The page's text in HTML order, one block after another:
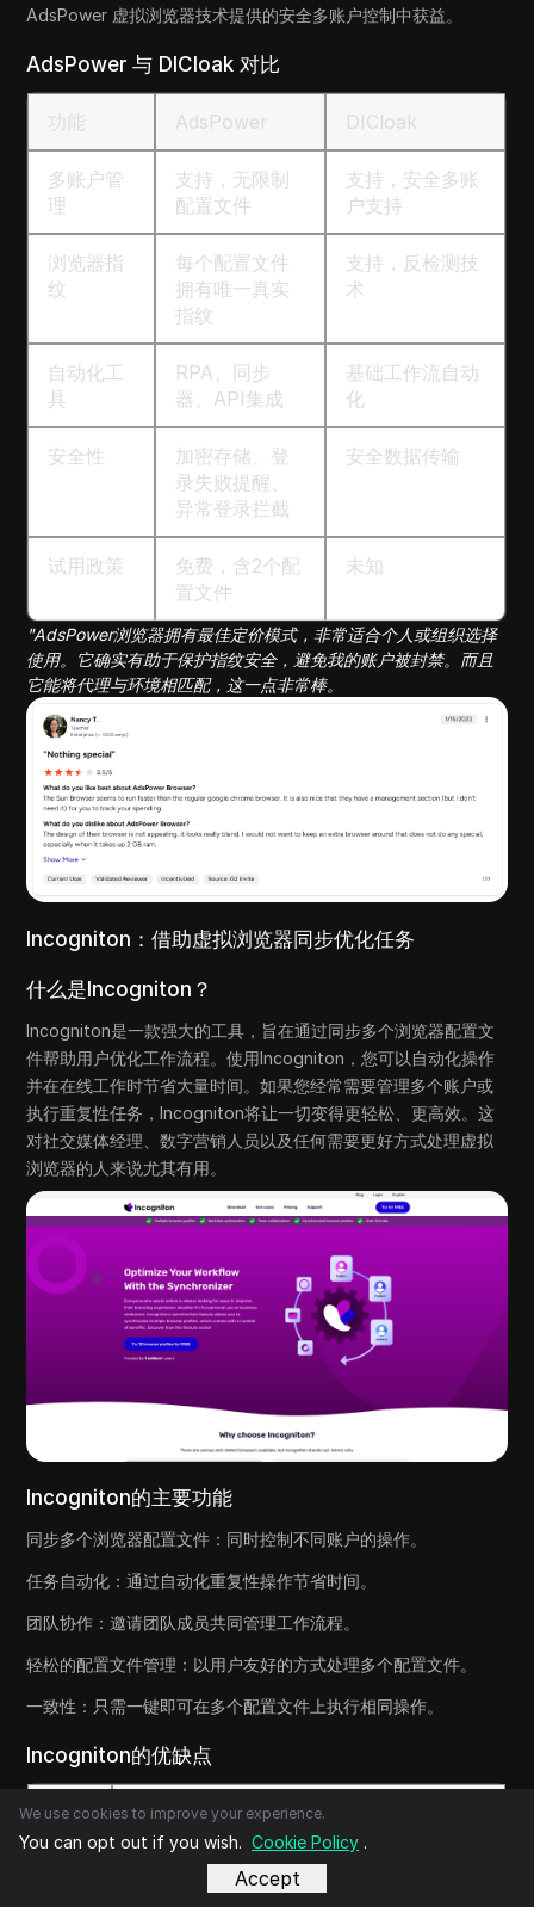
AdsPower 虚拟浏览器技术提供的安全多账户控制中获益。
AdsPower 与 DICloak 对比
功能 AdsPower DICloak
多账户管
理
支持，无限制
配置文件
支持，安全多账
户支持
浏览器指
纹
每个配置文件
拥有唯一真实
指纹
支持，反检测技
术
自动化工
具
RPA、同步
器、API集成
基础工作流自动
化
安全性
加密存储、登
录失败提醒、
异常登录拦截
安全数据传输
试用政策
免费，含2个配
置文件
未知
"AdsPower浏览器拥有最佳定价模式，非常适合个人或组织选择
使用。它确实有助于保护指纹安全，避免我的账户被封禁。而且
它能将代理与环境相匹配，这一点非常棒。
Incogniton：借助虚拟浏览器同步优化任务
什么是Incogniton？
Incogniton是一款强大的工具，旨在通过同步多个浏览器配置文
件帮助用户优化工作流程。使用Incogniton，您可以自动化操作
并在在线工作时节省大量时间。如果您经常需要管理多个账户或
执行重复性任务，Incogniton将让一切变得更轻松、更高效。这
对社交媒体经理、数字营销人员以及任何需要更好方式处理虚拟
浏览器的人来说尤其有用。
Incogniton的主要功能
同步多个浏览器配置文件：同时控制不同账户的操作。
任务自动化：通过自动化重复性操作节省时间。
团队协作：邀请团队成员共同管理工作流程。
轻松的配置文件管理：以用户友好的方式处理多个配置文件。
一致性：只需一键即可在多个配置文件上执行相同操作。
Incogniton的优缺点
功能 详情
自动化任务、节省时间、提高效率、适合
团队使用、易于管理浏览器配置文件
We use cookies to improve your experience.
You can opt out if you wish. Cookie Policy .
Accept